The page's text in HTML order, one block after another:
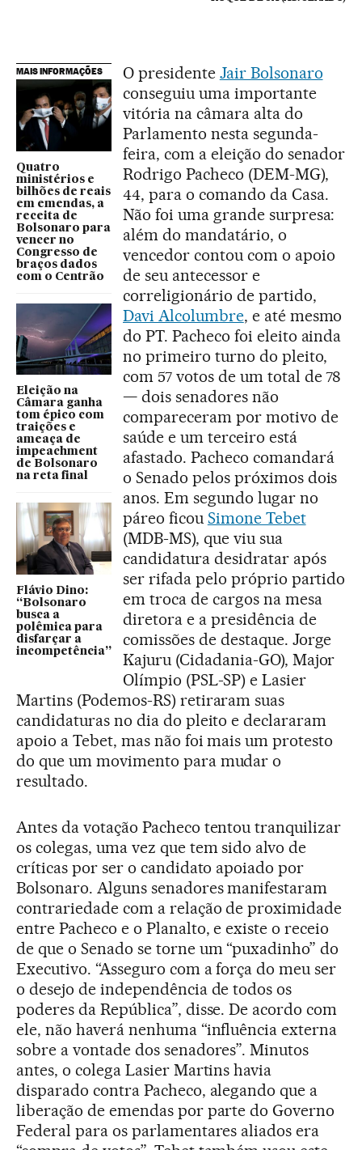
MAIS INFORMAÇÕES
Quatro
ministérios e
bilhões de reais
em emendas, a
receita de
Bolsonaro para
vencer no
Congresso de
braços dados
com o Centrão
Eleição na
Câmara ganha
tom épico com
traições e
ameaça de
impeachment
de Bolsonaro
na reta final
Flávio Dino:
“Bolsonaro
busca a
polêmica para
disfarçar a
incompetência”
O presidente Jair Bolsonaro
conseguiu uma importante
vitória na câmara alta do
Parlamento nesta segunda-
feira, com a eleição do senador
Rodrigo Pacheco (DEM-MG),
44, para o comando da Casa.
Não foi uma grande surpresa:
além do mandatário, o
vencedor contou com o apoio
de seu antecessor e
correligionário de partido,
Davi Alcolumbre, e até mesmo
do PT. Pacheco foi eleito ainda
no primeiro turno do pleito,
com 57 votos de um total de 78
— dois senadores não
compareceram por motivo de
saúde e um terceiro está
afastado. Pacheco comandará
o Senado pelos próximos dois
anos. Em segundo lugar no
páreo ficou Simone Tebet
(MDB-MS), que viu sua
candidatura desidratar após
ser rifada pelo próprio partido
em troca de cargos na mesa
diretora e a presidência de
comissões de destaque. Jorge
Kajuru (Cidadania-GO), Major
Olímpio (PSL-SP) e Lasier
Martins (Podemos-RS) retiraram suas
candidaturas no dia do pleito e declararam
apoio a Tebet, mas não foi mais um protesto
do que um movimento para mudar o
resultado.
Antes da votação Pacheco tentou tranquilizar
os colegas, uma vez que tem sido alvo de
críticas por ser o candidato apoiado por
Bolsonaro. Alguns senadores manifestaram
contrariedade com a relação de proximidade
entre Pacheco e o Planalto, e existe o receio
de que o Senado se torne um “puxadinho” do
Executivo. “Asseguro com a força do meu ser
o desejo de independência de todos os
poderes da República”, disse. De acordo com
ele, não haverá nenhuma “influência externa
sobre a vontade dos senadores”. Minutos
antes, o colega Lasier Martins havia
disparado contra Pacheco, alegando que a
liberação de emendas por parte do Governo
Federal para os parlamentares aliados era